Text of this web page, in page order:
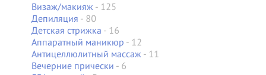
Визаж/макияж- 125
Депиляция - 80
Детская стрижка - 16
Аппаратный маникюр - 12
Антицеллюлитный массаж- 11
Вечерние прически - 6